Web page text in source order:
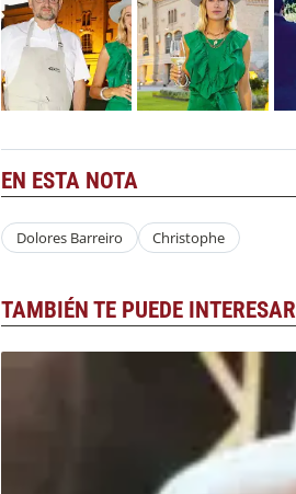
EN ESTA NOTA
Dolores Barreiro Christophe
TAMBIÉN TE PUEDE INTERESAR